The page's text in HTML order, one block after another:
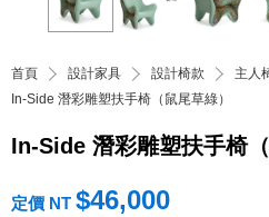
首頁 設計家具 設計椅款
主人
In-Side 潛彩雕塑扶手椅（鼠尾草綠）
In-Side 潛彩雕塑扶手椅（
定價 NT $46,000